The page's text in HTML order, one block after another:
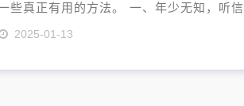
些真正有用的方法。 一、年少无知，听信
2025-01-13